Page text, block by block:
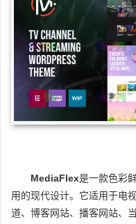
MediaFlex是一款色彩
用的现代设计。它适用于电
道、博客网站、播客网站、